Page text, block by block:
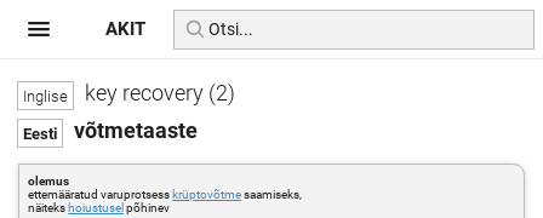
key recovery (2)
võtmetaaste
olemus
ettemääratud varuprotsess krüptovõtmesaamiseks,
näiteks hoiustusel põhinev
AKIT